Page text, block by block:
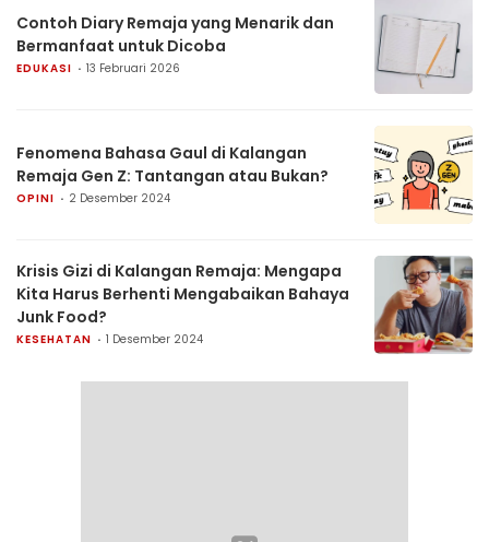
Contoh Diary Remaja yang Menarik dan
Bermanfaat untuk Dicoba
EDUKASI 13 Februari 2026
Fenomena Bahasa Gaul di Kalangan
Remaja Gen Z: Tantangan atau Bukan?
OPINI 2 Desember 2024
Krisis Gizi di Kalangan Remaja: Mengapa
Kita Harus Berhenti Mengabaikan Bahaya
Junk Food?
KESEHATAN 1 Desember 2024